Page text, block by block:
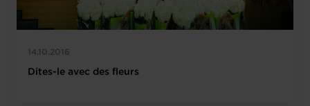
14.10.2016
Dites-le avec des fleurs